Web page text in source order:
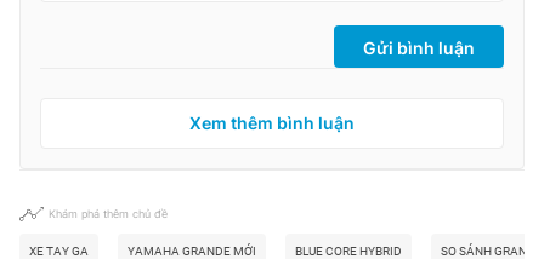
Gửi bình luận
Xem thêm bình luận
Khám phá thêm chủ đề
XE TAY GA YAMAHA GRANDE MỚI BLUE CORE HYBRID SO SÁNH GRANDE